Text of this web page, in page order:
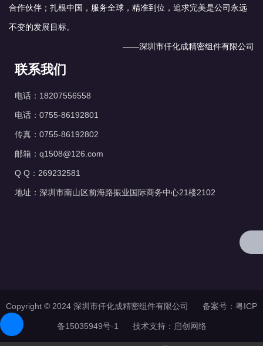
合作伙伴；扎根中国，服务全球，精准到位，追求完美是公司永远
不变的发展目标。
——深圳市仟化成精密组件有限公司
联系我们
电话：18207556558
电话：0755-86192801
传真：0755-86192802
邮箱：q1508@126.com
Q Q：269232581
地址：深圳市南山区前海路振业国际商务中心21楼2102
Copyright © 2024 深圳市仟化成精密组件有限公司 备案号： 粤ICP
备15035949号-1 技术支持： 启创网络